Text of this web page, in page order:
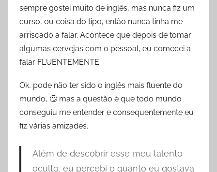
sempre gostei muito de inglês, mas nunca fiz um
curso, ou coisa do tipo, então nunca tinha me
arriscado a falar. Acontece que depois de tomar
algumas cervejas com o pessoal, eu comecei a
falar FLUENTEMENTE.
Ok, pode não ter sido o inglês mais fluente do
mundo, 🙄 mas a questão é que todo mundo
conseguiu me entender e consequentemente eu
fiz várias amizades.
Além de descobrir esse meu talento
oculto, eu percebi o quanto eu gostava